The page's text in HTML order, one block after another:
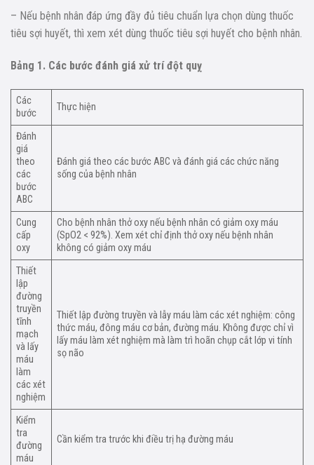
– Nếu bệnh nhân đáp ứng đầy đủ tiêu chuẩn lựa chọn dùng thuốc
tiêu sợi huyết, thì xem xét dùng thuốc tiêu sợi huyết cho bệnh nhân.
Bảng 1. Các bước đánh giá xử trí đột quỵ
Các
bước
Thực hiện
Đánh
giá
theo
các
bước
ABC
Đánh giá theo các bước ABC và đánh giá các chức năng
sống của bệnh nhân
Cung
cấp
oxy
Cho bệnh nhân thở oxy nếu bệnh nhân có giảm oxy máu
(SpO2 < 92%). Xem xét chỉ định thở oxy nếu bệnh nhân
không có giảm oxy máu
Thiết
lập
đường
truyền
tĩnh
mạch
và lấy
máu
làm
các xét
nghiệm
Thiết lập đường truyền và lẫy máu làm các xét nghiệm: công
thức máu, đông máu cơ bản, đường máu. Không được chỉ vì
lấy máu làm xét nghiệm mà làm trì hoãn chụp cắt lớp vi tính
sọ não
Kiểm
tra
đường
máu
Cần kiểm tra trước khi điều trị hạ đường máu